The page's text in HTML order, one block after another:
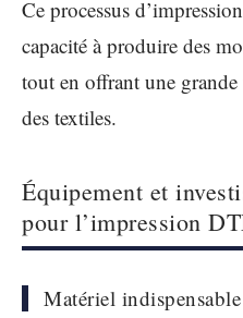
Ce processus
capacité à produire des
tout en offrant une
des textiles.
Équipement et
pour l’impression
Matériel indispensable